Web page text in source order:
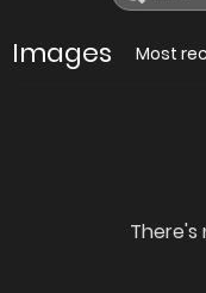
Images Most
There's